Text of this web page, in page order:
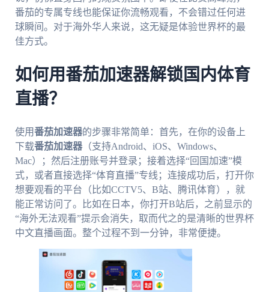
番茄的专属专线也能保证你流畅观看，不会错过任何进
球瞬间。对于海外华人来说，这无疑是体验世界杯的最
佳方式。
如何用番茄加速器解锁国内体育
直播？
使用番茄加速器的步骤非常简单：首先，在你的设备上
下载番茄加速器（支持Android、iOS、Windows、
Mac）；然后注册账号并登录；接着选择“回国加速”模
式，或者直接选择“体育直播”专线；连接成功后，打开你
想要观看的平台（比如CCTV5、B站、腾讯体育），就
能正常访问了。比如在日本，你打开B站后，之前显示的
“海外无法观看”提示会消失，取而代之的是清晰的世界杯
中文直播画面。整个过程不到一分钟，非常便捷。